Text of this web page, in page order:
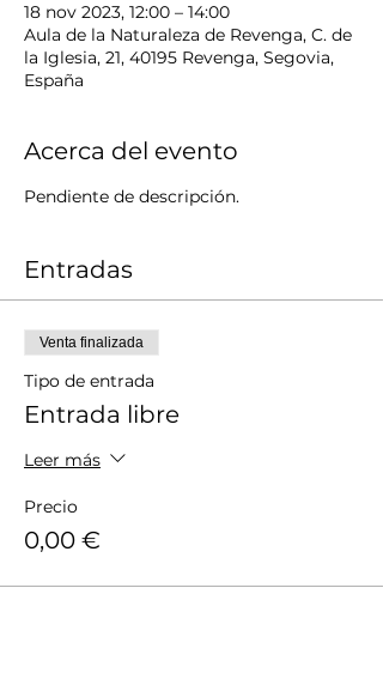
18 nov 2023, 12:00 – 14:00
Aula de la Naturaleza de Revenga, C. de
la Iglesia, 21, 40195 Revenga, Segovia,
España
Acerca del evento
Pendiente de descripción.
Entradas
Venta finalizada
Tipo de entrada
Entrada libre
Leer más
Precio
0,00 €